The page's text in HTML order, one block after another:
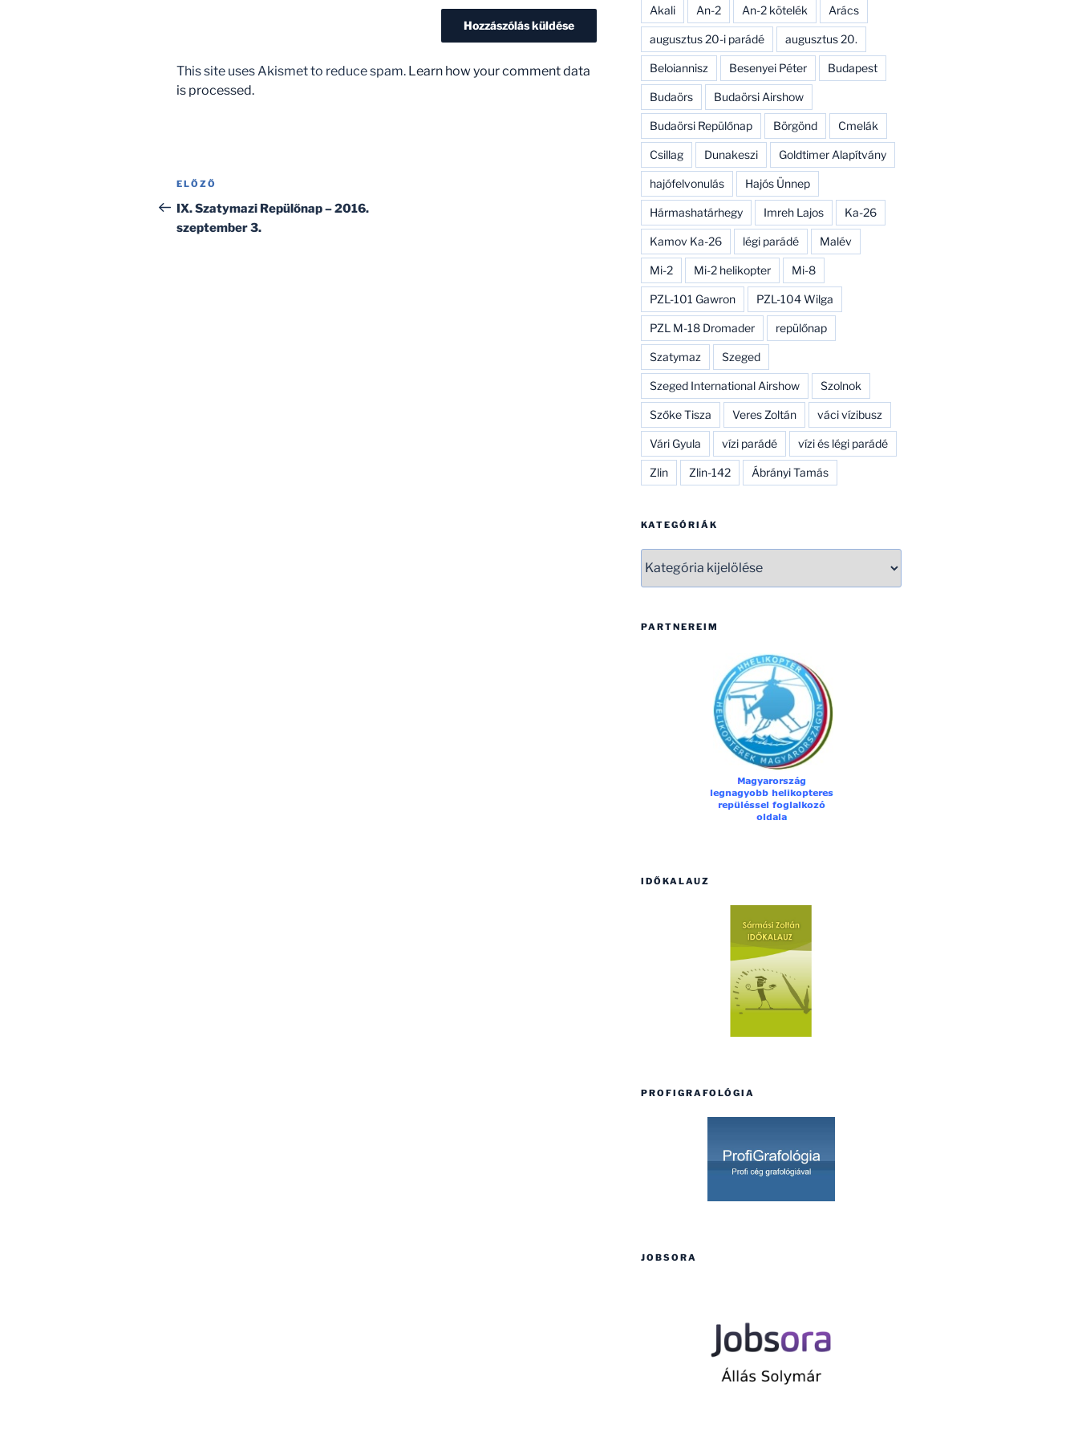
This site uses Akismet to reduce spam. Learn how your comment data
is processed.
Bejegyzés
navigáció
Korábbi
bejegyzés
ELŐZŐ
IX. Szatymazi Repülőnap – 2016.
szeptember 3.
Akali An-2 An-2 kötelék Arács
augusztus 20-i parádé augusztus 20.
Beloiannisz Besenyei Péter Budapest
Budaörs Budaörsi Airshow
Budaörsi Repülőnap Börgönd Cmelák
Csillag Dunakeszi Goldtimer Alapítvány
hajófelvonulás Hajós Ünnep
Hármashatárhegy Imreh Lajos Ka-26
Kamov Ka-26 légi parádé Malév
Mi-2 Mi-2 helikopter Mi-8
PZL-101 Gawron PZL-104 Wilga
PZL M-18 Dromader repülőnap
Szatymaz Szeged
Szeged International Airshow Szolnok
Szőke Tisza Veres Zoltán váci vízibusz
Vári Gyula vízi parádé vízi és légi parádé
Zlin Zlin-142 Ábrányi Tamás
KATEGÓRIÁK
PARTNEREIM
IDŐKALAUZ
PROFIGRAFOLÓGIA
JOBSORA